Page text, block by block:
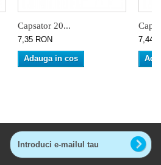
Capsator 20...
7,35 RON
Adauga in cos
7,44